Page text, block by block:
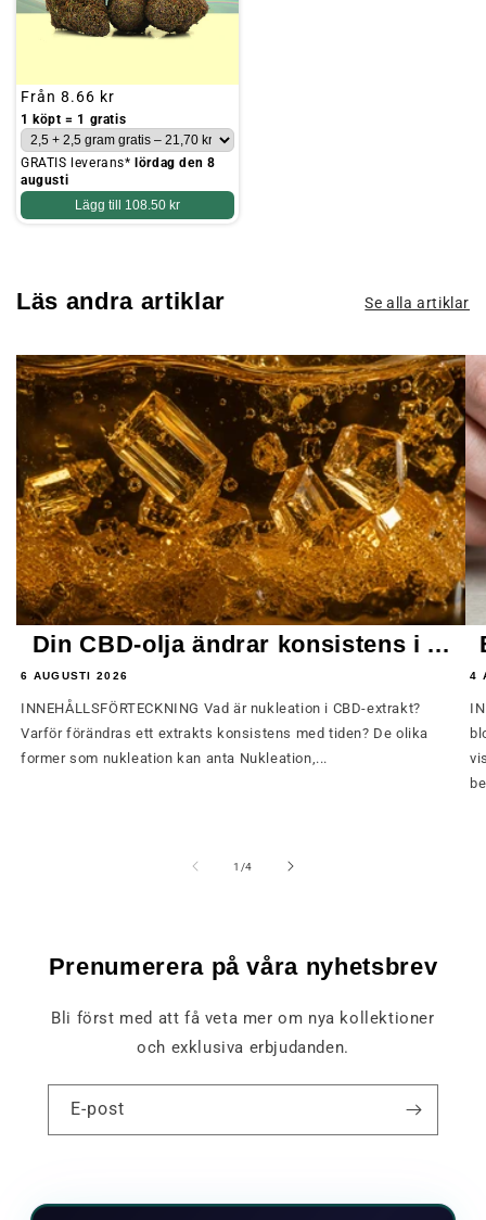
Ordinarie
pris
Från 8.66 kr
1 köpt = 1 gratis
GRATIS leverans*lördag den 8
augusti
Lägg till 108.50 kr
Läs andra artiklar Se alla artiklar
Din CBD-olja ändrar konsistens i ...
6 AUGUSTI 2026
INNEHÅLLSFÖRTECKNING Vad är nukleation i CBD-extrakt?
Varför förändras ett extrakts konsistens med tiden? De olika
former som nukleation kan anta Nukleation,...
4
1 /av
4
Prenumerera på våra nyhetsbrev
Bli först med att få veta mer om nya kollektioner
och exklusiva erbjudanden.
E-post